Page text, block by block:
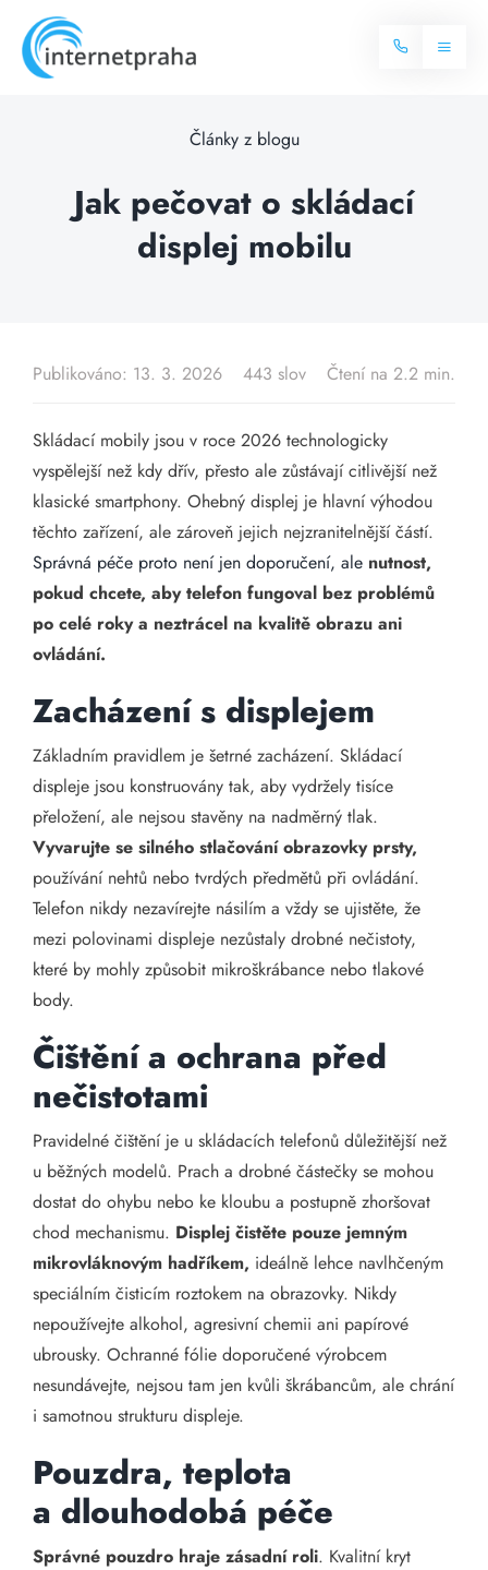
content
Toggle
Internet
Balíčky internetu
Televize
Blog
Kontakt
Články z blogu
Jak pečovat o skládací
displej mobilu
Publikováno: 13. 3. 2026 443 slov Čtení na 2.2 min.
Skládací mobily jsou v roce 2026 technologicky
vyspělejší než kdy dřív, přesto ale zůstávají citlivější než
klasické smartphony. Ohebný displej je hlavní výhodou
těchto zařízení, ale zároveň jejich nejzranitelnější částí.
Správná péče proto není jen doporučení, ale nutnost,
pokud chcete, aby telefon fungoval bez problémů
po celé roky a neztrácel na kvalitě obrazu ani
ovládání.
Zacházení s displejem
Základním pravidlem je šetrné zacházení. Skládací
displeje jsou konstruovány tak, aby vydržely tisíce
přeložení, ale nejsou stavěny na nadměrný tlak.
Vyvarujte se silného stlačování obrazovky prsty,
používání nehtů nebo tvrdých předmětů při ovládání.
Telefon nikdy nezavírejte násilím a vždy se ujistěte, že
mezi polovinami displeje nezůstaly drobné nečistoty,
které by mohly způsobit mikroškrábance nebo tlakové
body.
Čištění a ochrana před
nečistotami
Pravidelné čištění je u skládacích telefonů důležitější než
u běžných modelů. Prach a drobné částečky se mohou
dostat do ohybu nebo ke kloubu a postupně zhoršovat
chod mechanismu. Displej čistěte pouze jemným
mikrovláknovým hadříkem, ideálně lehce navlhčeným
speciálním čisticím roztokem na obrazovky. Nikdy
nepoužívejte alkohol, agresivní chemii ani papírové
ubrousky. Ochranné fólie doporučené výrobcem
nesundávejte, nejsou tam jen kvůli škrábancům, ale chrání
i samotnou strukturu displeje.
Pouzdra, teplota
a dlouhodobá péče
Správné pouzdro hraje zásadní roli. Kvalitní kryt